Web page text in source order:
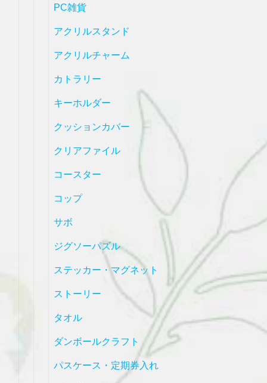
PC雑貨
アクリルスタンド
アクリルチャーム
カトラリー
キーホルダー
クッションカバー
クリアファイル
コースター
コップ
サボ
ジグソーパズル
ステッカー・マグネット
ストーリー
タオル
ダンボールクラフト
パスケース・定期券入れ